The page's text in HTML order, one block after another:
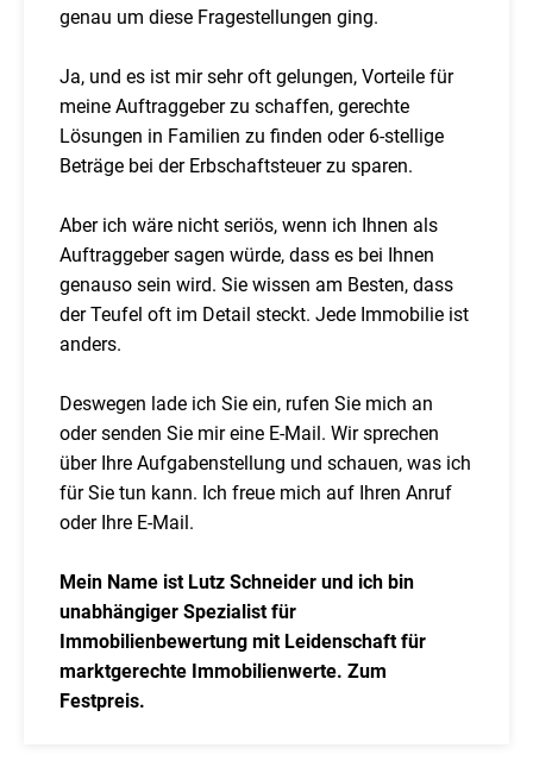
genau um diese Fragestellungen ging.
Ja, und es ist mir sehr oft gelungen, Vorteile für
meine Auftraggeber zu schaffen, gerechte
Lösungen in Familien zu finden oder 6-stellige
Beträge bei der Erbschaftsteuer zu sparen.
Aber ich wäre nicht seriös, wenn ich Ihnen als
Auftraggeber sagen würde, dass es bei Ihnen
genauso sein wird. Sie wissen am Besten, dass
der Teufel oft im Detail steckt. Jede Immobilie ist
anders.
Deswegen lade ich Sie ein, rufen Sie mich an
oder senden Sie mir eine E-Mail. Wir sprechen
über Ihre Aufgabenstellung und schauen, was ich
für Sie tun kann. Ich freue mich auf Ihren Anruf
oder Ihre E-Mail.
Mein Name ist Lutz Schneider und ich bin
unabhängiger Spezialist für
Immobilienbewertung mit Leidenschaft für
marktgerechte Immobilienwerte. Zum
Festpreis.